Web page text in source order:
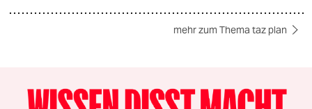
mehr zum Thema taz plan